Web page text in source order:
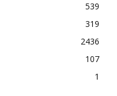
539
319
2436
107
1